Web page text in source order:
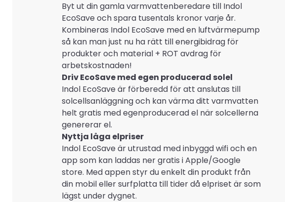
Byt ut din gamla varmvattenberedare till Indol
EcoSave och spara tusentals kronor varje år.
Kombineras Indol EcoSave med en luftvärmepump
så kan man just nu ha rätt till energibidrag för
produkter och material + ROT avdrag för
arbetskostnaden!
Driv EcoSave med egen producerad solel
Indol EcoSave är förberedd för att anslutas till
solcellsanläggning och kan värma ditt varmvatten
helt gratis med egenproducerad el när solcellerna
genererar el.
Nyttja låga elpriser
Indol EcoSave är utrustad med inbyggd wifi och en
app som kan laddas ner gratis i Apple/Google
store. Med appen styr du enkelt din produkt från
din mobil eller surfplatta till tider då elpriset är som
lägst under dygnet.